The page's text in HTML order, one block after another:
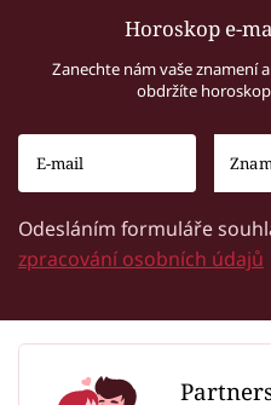
Horoskop e-
Zanechte nám vaše znamení
obdržíte
Odesláním formuláře
zpracování osobních údajů